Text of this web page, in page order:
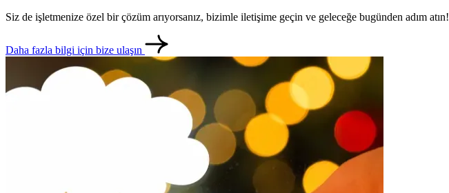
Siz de işletmenize özel bir çözüm arıyorsanız, bizimle iletişime geçin ve geleceğe bugünden adım atın!
Daha fazla bilgi için bize ulaşın